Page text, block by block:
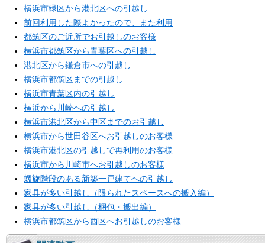
横浜市緑区から港北区への引越し
前回利用した際よかったので、また利用
都筑区のご近所でお引越しのお客様
横浜市都筑区から青葉区への引越し
港北区から鎌倉市への引越し
横浜市都筑区までの引越し
横浜市青葉区内の引越し
横浜から川崎への引越し
横浜市港北区から中区までのお引越し
横浜市から世田谷区へお引越しのお客様
横浜市港北区の引越しで再利用のお客様
横浜市から川崎市へお引越しのお客様
螺旋階段のある新築一戸建てへの引越し
家具が多い引越し（限られたスペースへの搬入編）
家具が多い引越し（梱包・搬出編）
横浜市都筑区から西区へお引越しのお客様